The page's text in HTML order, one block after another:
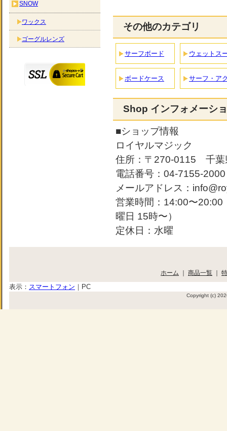
その他のカテゴリ
サーフボード ウェットス
ボードケース サーフ・ア
Shop インフォメーシ
■ショップ情報
ロイヤルマジック
住所：〒270-0115 千葉
電話番号：04-7155-2000
メールアドレス：
営業時間：14:00〜20:00
曜日 15時〜）
定休日：水曜
SNOW
ワックス
ゴーグルレンズ
ホーム ｜ 商品一覧 ｜
表示： スマートフォン ｜ PC
Copyright (c)